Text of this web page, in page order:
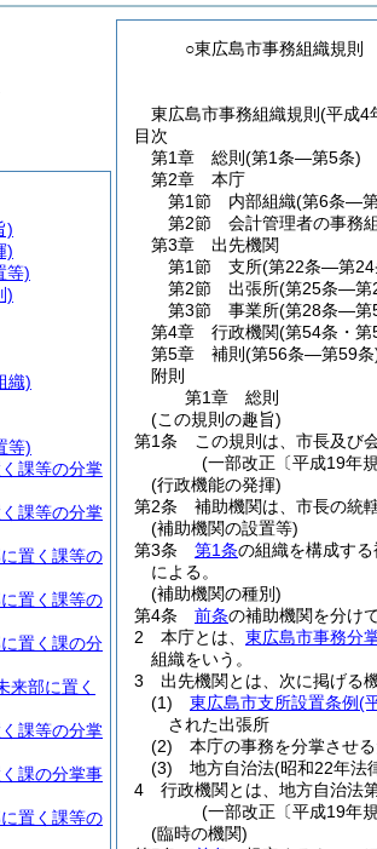
○東広島市事務組織規則
東広島市事務組織規則(平成4
目次
第1章
総則 (第1条―第5条)
第2章
本庁
第1節
内部組織(第6条―
第2節
会計管理者の事務
第3章
出先機関
第1節
支所(第22条―第24
第2節
出張所(第25条―第
第3節
事業所(第28条―第
第4章
行政機関(第54条・第
第5章
補則 (第56条―第59条
附則
第1章
総則
(この規則の趣旨)
第1条
この規則は、市長及び
(一部改正〔平成19年
(行政機能の発揮)
第2条
補助機関は、市長の統
(補助機関の設置等)
第3条
第1条の組織を構成す
による。
(補助機関の種別)
第4条
前条の補助機関を分け
2
本庁とは、 東広島市事務分
組織をいう。
3
出先機関とは、次に掲げる
(1)
東広島市支所設置条例(
された出張所
(2)
本庁の事務を分掌させ
(3)
地方自治法(昭和22年法
4
行政機関とは、地方自治法
(一部改正〔平成19年
(臨時の機関)
)
)
等)
)
織)
等)
課等の分掌
課等の分掌
置く課等の
置く課等の
置く課の分
来部に置く
課等の分掌
課の分掌事
置く課等の